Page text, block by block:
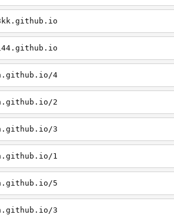
4
2
3
1
5
3